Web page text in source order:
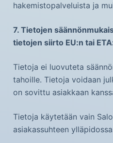
hakemistopalveluista ja
7. Tietojen
tietojen siirto EU:n tai
Tietoja ei luovuteta
tahoille. Tietoja voidaan
on sovittu asiakkaan
Tietoja käytetään vain
asiakassuhteen